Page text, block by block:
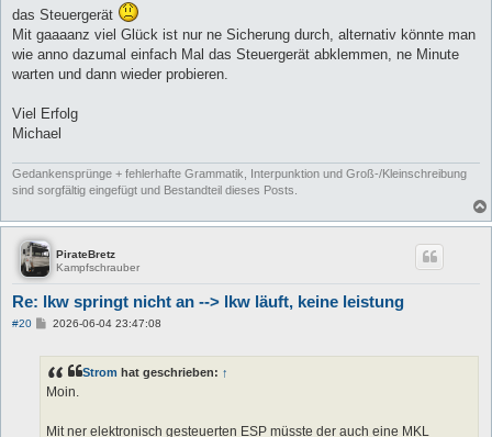
das Steuergerät
Mit gaaaanz viel Glück ist nur ne Sicherung durch, alternativ könnte man
wie anno dazumal einfach Mal das Steuergerät abklemmen, ne Minute
warten und dann wieder probieren.
Viel Erfolg
Michael
Gedankensprünge + fehlerhafte Grammatik, Interpunktion und Groß-/Kleinschreibung
sind sorgfältig eingefügt und Bestandteil dieses Posts.
PirateBretz
Kampfschrauber
Re: lkw springt nicht an --> lkw läuft, keine leistung
#20
B
r
a
2026-06-04 23:47:08
Strom hat geschrieben: ↑
Moin.
Mit ner elektronisch gesteuerten ESP müsste der auch eine MKL